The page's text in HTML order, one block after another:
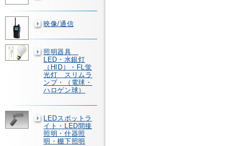
映像/通信
照明器具
LED・水銀灯
（HID）・FL蛍
光灯 スリムラ
ンプ・（電球・
ハロゲン球）
LEDスポットラ
イト・LED間接
照明・什器照
明・棚下照明